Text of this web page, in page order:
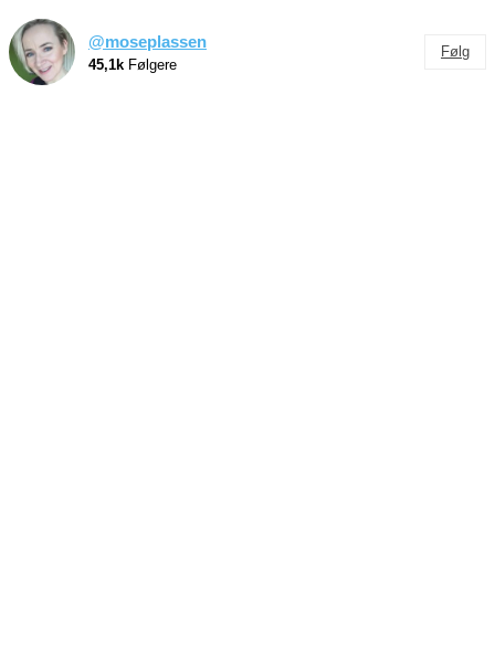
@moseplassen
45,1k Følgere
Følg